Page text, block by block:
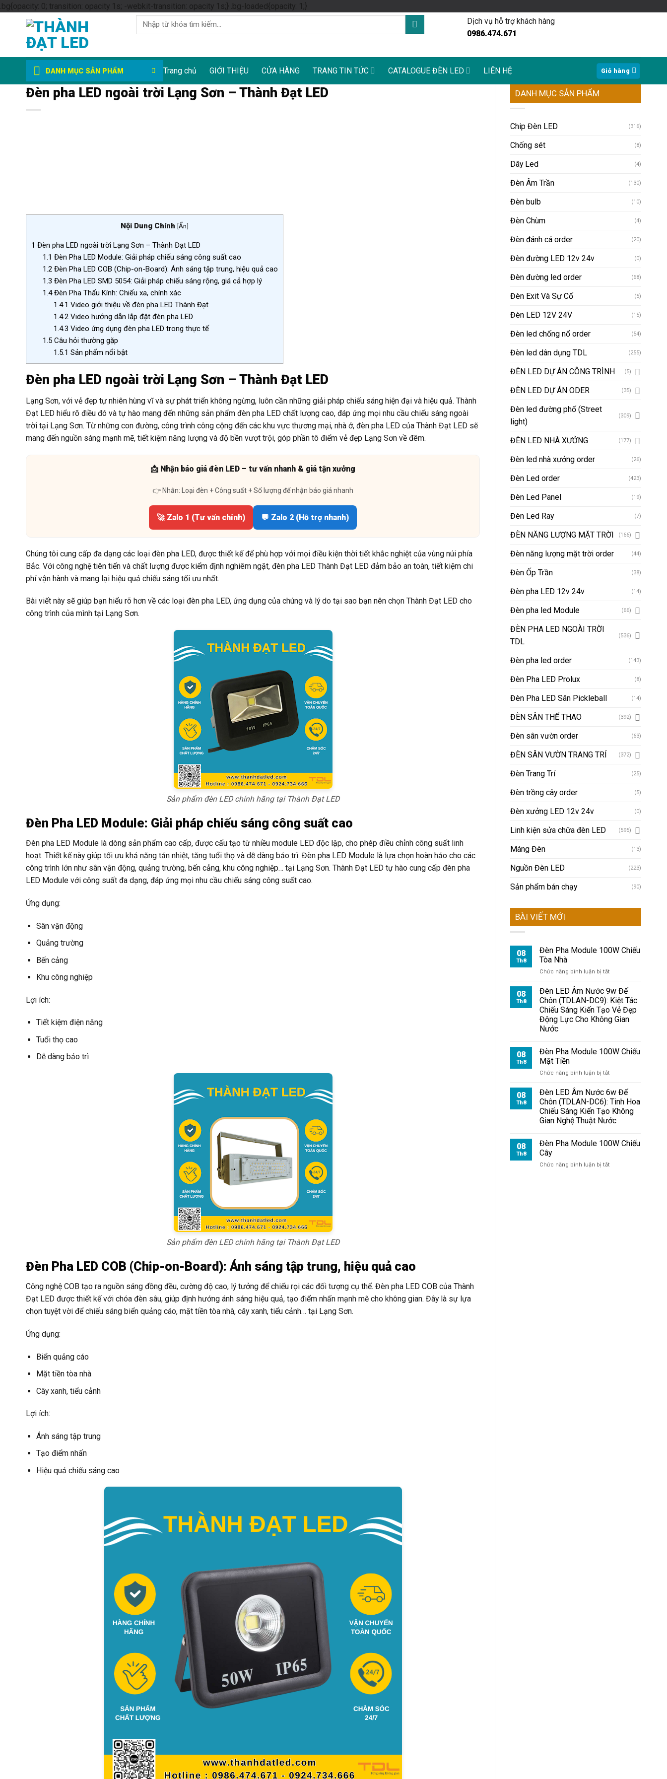
.bg{opacity: 0; transition: opacity 1s; -webkit-transition: opacity 1s;} .bg-loaded{opacity: 1;}Skip
to
Tìm
kiếm:
Dịch vụ hỗ trợ khách hàng
0986.474.671
DANH MỤC SẢN PHẨM Trang chủ GIỚI THIỆU CỬA HÀNG TRANG TIN TỨC CATALOGUE ĐÈN LED LIÊN HỆ Giỏ hàng
Đèn pha LED ngoài trời Lạng Sơn – Thành Đạt LED
Nội Dung Chính [Ẩn]
1 Đèn pha LED ngoài trời Lạng Sơn – Thành Đạt LED
1.1 Đèn Pha LED Module: Giải pháp chiếu sáng công suất cao
1.2Đèn Pha LED COB (Chip-on-Board): Ánh sáng tập trung, hiệu quả cao
1.3 Đèn Pha LED SMD 5054: Giải pháp chiếu sáng rộng, giá cả hợp lý
1.4Đèn Pha Thấu Kính: Chiếu xa, chính xác
1.4.1 Video giới thiệu về đèn pha LED Thành Đạt
1.4.2 Video hướng dẫn lắp đặt đèn pha LED
1.4.3 Video ứng dụng đèn pha LED trong thực tế
1.5Câu hỏi thường gặp
1.5.1 Sản phẩm nổi bật
Đèn pha LED ngoài trời Lạng Sơn – Thành Đạt LED
Lạng Sơn, với vẻ đẹp tự nhiên hùng vĩ và sự phát triển không ngừng, luôn cần những giải pháp chiếu sáng hiện đại và hiệu quả. Thành
Đạt LED hiểu rõ điều đó và tự hào mang đến những sản phẩm đèn pha LED chất lượng cao, đáp ứng mọi nhu cầu chiếu sáng ngoài
trời tại Lạng Sơn. Từ những con đường, công trình công cộng đến các khu vực thương mại, nhà ở, đèn pha LED của Thành Đạt LED sẽ
mang đến nguồn sáng mạnh mẽ, tiết kiệm năng lượng và độ bền vượt trội, góp phần tô điểm vẻ đẹp Lạng Sơn về đêm.
📩 Nhận báo giá đèn LED – tư vấn nhanh & giá tận xưởng
👉 Nhắn: Loại đèn + Công suất + Số lượng để nhận báo giá nhanh
🚀 Zalo 1 (Tư vấn chính) 💬 Zalo 2 (Hỗ trợ nhanh)
Chúng tôi cung cấp đa dạng các loại đèn pha LED, được thiết kế để phù hợp với mọi điều kiện thời tiết khắc nghiệt của vùng núi phía
Bắc. Với công nghệ tiên tiến và chất lượng được kiểm định nghiêm ngặt, đèn pha LED Thành Đạt LED đảm bảo an toàn, tiết kiệm chi
phí vận hành và mang lại hiệu quả chiếu sáng tối ưu nhất.
Bài viết này sẽ giúp bạn hiểu rõ hơn về các loại đèn pha LED, ứng dụng của chúng và lý do tại sao bạn nên chọn Thành Đạt LED cho
công trình của mình tại Lạng Sơn.
Sản phẩm đèn LED chính hãng tại Thành Đạt LED
Đèn Pha LED Module: Giải pháp chiếu sáng công suất cao
Đèn pha LED Module là dòng sản phẩm cao cấp, được cấu tạo từ nhiều module LED độc lập, cho phép điều chỉnh công suất linh
hoạt. Thiết kế này giúp tối ưu khả năng tản nhiệt, tăng tuổi thọ và dễ dàng bảo trì. Đèn pha LED Module là lựa chọn hoàn hảo cho các
công trình lớn như sân vận động, quảng trường, bến cảng, khu công nghiệp… tại Lạng Sơn. Thành Đạt LED tự hào cung cấp đèn pha
LED Module với công suất đa dạng, đáp ứng mọi nhu cầu chiếu sáng công suất cao.
Ứng dụng:
Sân vận động
Quảng trường
Bến cảng
Khu công nghiệp
Lợi ích:
Tiết kiệm điện năng
Tuổi thọ cao
Dễ dàng bảo trì
Sản phẩm đèn LED chính hãng tại Thành Đạt LED
Đèn Pha LED COB (Chip-on-Board): Ánh sáng tập trung, hiệu quả cao
Công nghệ COB tạo ra nguồn sáng đồng đều, cường độ cao, lý tưởng để chiếu rọi các đối tượng cụ thể. Đèn pha LED COB của Thành
Đạt LED được thiết kế với chóa đèn sâu, giúp định hướng ánh sáng hiệu quả, tạo điểm nhấn mạnh mẽ cho không gian. Đây là sự lựa
chọn tuyệt vời để chiếu sáng biển quảng cáo, mặt tiền tòa nhà, cây xanh, tiểu cảnh… tại Lạng Sơn.
Ứng dụng:
Biển quảng cáo
Mặt tiền tòa nhà
Cây xanh, tiểu cảnh
Lợi ích:
Ánh sáng tập trung
Tạo điểm nhấn
Hiệu quả chiếu sáng cao
DANH MỤC SẢN PHẨM
Chip Đèn LED (316)
Chống sét (8)
Dây Led (4)
Đèn Âm Trần (130)
Đèn bulb (10)
Đèn Chùm (4)
Đèn đánh cá order (20)
Đèn đường LED 12v 24v (0)
Đèn đường led order (68)
Đèn Exit Và Sự Cố (5)
Đèn LED 12V 24V (15)
Đèn led chống nổ order (54)
Đèn led dân dụng TDL (255)
ĐÈN LED DỰ ÁN CÔNG TRÌNH (5)
ĐÈN LED DỰ ÁN ODER (35)
Đèn led đường phố (Street
light)
(309)
ĐÈN LED NHÀ XƯỞNG (177)
Đèn led nhà xưởng order (26)
Đèn Led order (423)
Đèn Led Panel (19)
Đèn Led Ray (7)
ĐÈN NĂNG LƯỢNG MẶT TRỜI (166)
Đèn năng lượng mặt trời order (44)
Đèn Ốp Trần (38)
Đèn pha LED 12v 24v (14)
Đèn pha led Module (66)
ĐÈN PHA LED NGOÀI TRỜI
TDL
(536)
Đèn pha led order (143)
Đèn Pha LED Prolux (8)
Đèn Pha LED Sân Pickleball (14)
ĐÈN SÂN THỂ THAO (392)
Đèn sân vườn order (63)
ĐÈN SÂN VƯỜN TRANG TRÍ (372)
Đèn Trang Trí (25)
Đèn trồng cây order (5)
Đèn xưởng LED 12v 24v (0)
Linh kiện sửa chữa đèn LED (595)
Máng Đèn (13)
Nguồn Đèn LED (223)
Sản phẩm bán chạy (90)
BÀI VIẾT MỚI
08
Th8
Đèn Pha Module 100W Chiếu
Tòa Nhà
Chức năng bình luận bị tắt
Pha
Module
100W
Chiếu
Tòa
08
Th8
Đèn LED Âm Nước 9w Đế
Chôn (TDLAN-DC9): Kiệt Tác
Chiếu Sáng Kiến Tạo Vẻ Đẹp
Động Lực Cho Không Gian
Nước
08
Th8
Đèn Pha Module 100W Chiếu
Mặt Tiền
Chức năng bình luận bị tắt
Pha
Module
100W
Chiếu
Mặt
08
Th8
Đèn LED Âm Nước 6w Đế
Chôn (TDLAN-DC6): Tinh Hoa
Chiếu Sáng Kiến Tạo Không
Gian Nghệ Thuật Nước
08
Th8
Đèn Pha Module 100W Chiếu
Cây
Chức năng bình luận bị tắt